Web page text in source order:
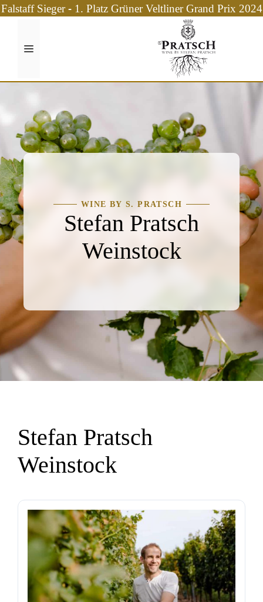
Zum
Falstaff Sieger - 1. Platz Grüner Veltliner Grand Prix 2024
Menü
WINE BY S. PRATSCH
Stefan Pratsch
Weinstock
Stefan Pratsch
Weinstock